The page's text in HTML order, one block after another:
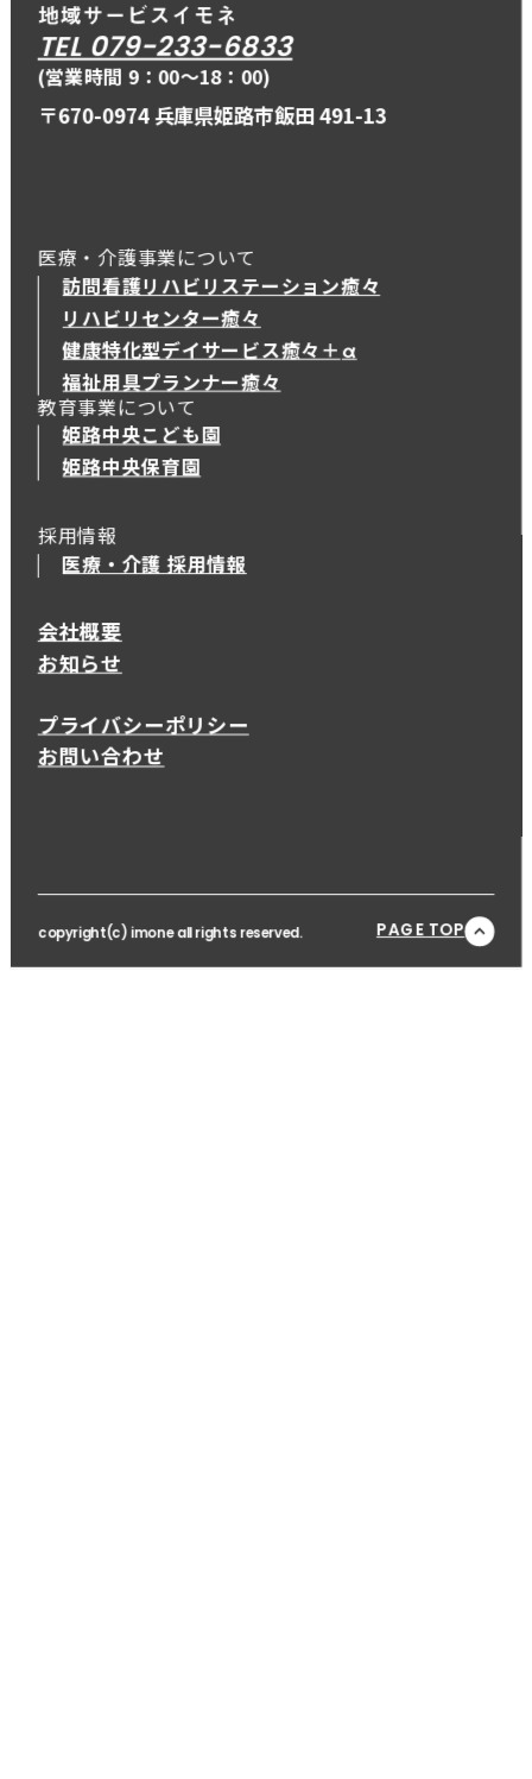
TEL 079-233-6833
(営業時間 9：00〜18：00)
〒670-0974 兵庫県姫路市飯田 491-13
医療・介護事業について
訪問看護リハビリステーション癒々
リハビリセンター癒々
健康特化型デイサービス癒々＋α
健康特化型デイサービス癒々＋
福祉用具プランナー癒々
教育事業について
姫路中央こども園
姫路中央保育園
採用情報
医療・介護 採用情報
会社概要
お知らせ
プライバシーポリシー
お問い合わせ
copyright(c) imone all rights reserved. PAGE TOP